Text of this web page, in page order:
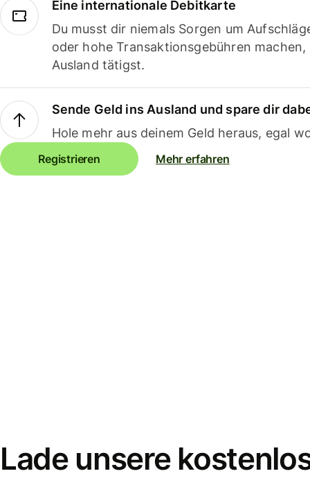
Eine internationale Debitkarte
Du musst dir niemals Sorgen um
oder hohe Transaktionsgebühren
Ausland tätigst.
Sende Geld ins Ausland und spare dir
Hole mehr aus deinem Geld heraus, egal
Registrieren Mehr erfahren
Lade unsere